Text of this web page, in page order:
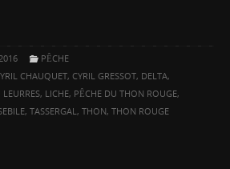
PÊCHE
CHAUQUET, CYRIL GRESSOT, DELTA,
LEURRES, LICHE, PÊCHE DU THON ROUGE,
, TASSERGAL, THON, THON ROUGE